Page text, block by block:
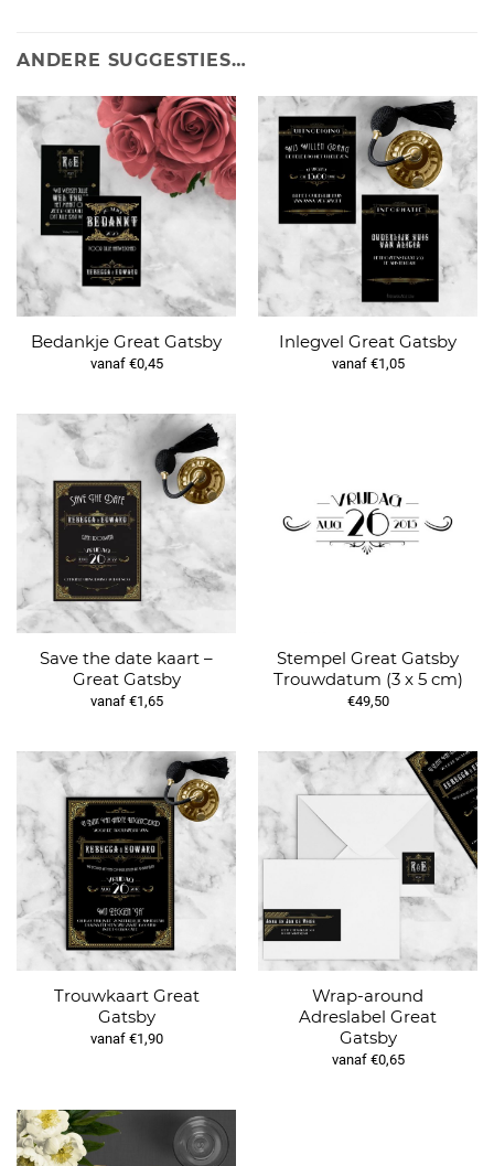
ANDERE SUGGESTIES…
Bedankje Great Gatsby
vanaf €0,45
Inlegvel Great Gatsby
vanaf €1,05
Save the date kaart –
Great Gatsby
vanaf €1,65
Stempel Great Gatsby
Trouwdatum (3 x 5 cm)
€49,50
Trouwkaart Great
Gatsby
vanaf €1,90
Wrap-around
Adreslabel Great
Gatsby
vanaf €0,65